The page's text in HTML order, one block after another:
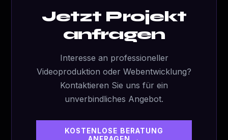
Jetzt Projekt
anfragen
Interesse an professioneller
Videoproduktion oder Webentwicklung?
Kontaktieren Sie uns für ein
unverbindliches Angebot.
KOSTENLOSE BERATUNG